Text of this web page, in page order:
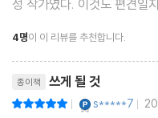
성 작가였다. 이것도 편견일
하고 부드럽고 내밀했다고
^) 그녀의 ‘책 당신 옆을 스쳐
4명이 이 리뷰를 추천합니다.
종이책 쓰게 될 것
| s*****7 |